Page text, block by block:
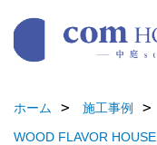
ホーム 施工事例
WOOD FLAVOR HOUSE